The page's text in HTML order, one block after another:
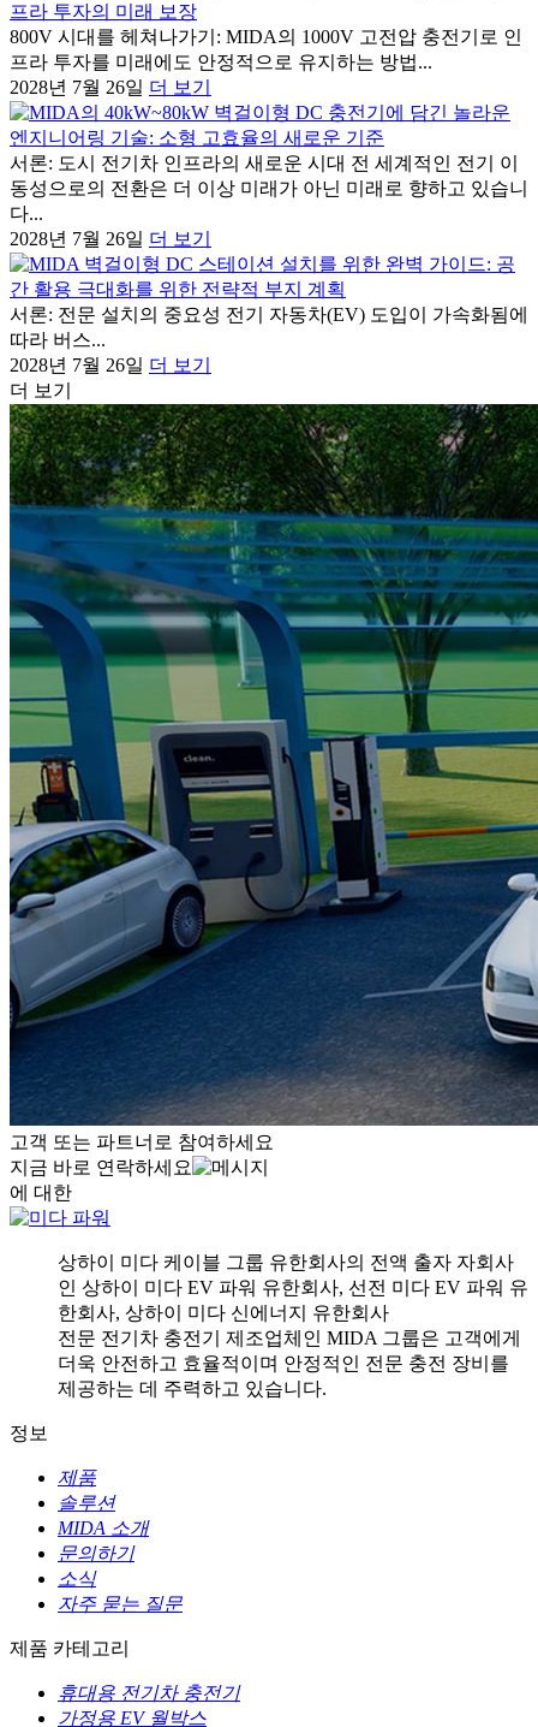
800V 시대를 헤쳐나가기: MIDA의 1000V 고전압 충전기로 인
프라 투자를 미래에도 안정적으로 유지하는 방법...
2028년 7월 26일 더 보기
서론: 도시 전기차 인프라의 새로운 시대 전 세계적인 전기 이
동성으로의 전환은 더 이상 미래가 아닌 미래로 향하고 있습니
다...
2028년 7월 26일 더 보기
서론: 전문 설치의 중요성 전기 자동차(EV) 도입이 가속화됨에
따라 버스...
2028년 7월 26일 더 보기
더 보기
고객 또는 파트너로 참여하세요
지금 바로 연락하세요
에 대한
상하이 미다 케이블 그룹 유한회사의 전액 출자 자회사
인 상하이 미다 EV 파워 유한회사, 선전 미다 EV 파워 유
한회사, 상하이 미다 신에너지 유한회사
전문 전기차 충전기 제조업체인 MIDA 그룹은 고객에게
더욱 안전하고 효율적이며 안정적인 전문 충전 장비를
제공하는 데 주력하고 있습니다.
정보
제품
솔루션
MIDA 소개
문의하기
소식
자주 묻는 질문
제품 카테고리
휴대용 전기차 충전기
가정용 EV 월박스